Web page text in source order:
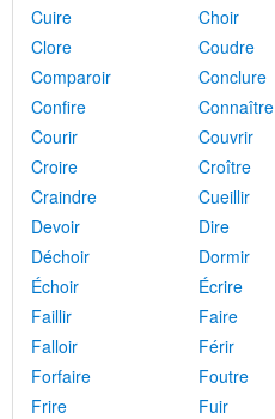
Cuire
Choir
Clore
Coudre
Comparoir
Conclure
Confire
Connaître
Courir
Couvrir
Croire
Croître
Craindre
Cueillir
Devoir
Dire
Déchoir
Dormir
Échoir
Écrire
Faillir
Faire
Falloir
Férir
Forfaire
Foutre
Frire
Fuir